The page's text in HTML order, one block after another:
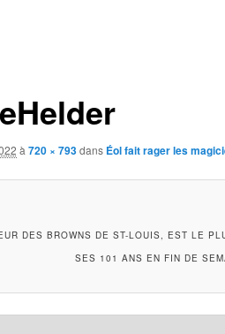
à 720 × 793dans Éol fait rager les
DES BROWNS DE ST-LOUIS, EST LE
SES 101 ANS EN FIN DE